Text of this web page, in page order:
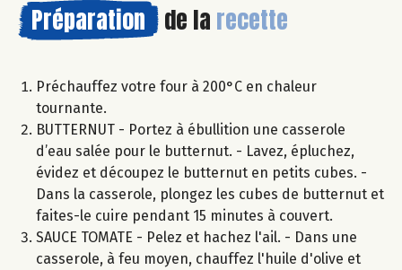
Préparation de la recette
Préchauffez votre four à 200°C en chaleur
tournante.
BUTTERNUT - Portez à ébullition une casserole
d’eau salée pour le butternut. - Lavez, épluchez,
évidez et découpez le butternut en petits cubes. -
Dans la casserole, plongez les cubes de butternut et
faites-le cuire pendant 15 minutes à couvert.
SAUCE TOMATE - Pelez et hachez l'ail. - Dans une
casserole, à feu moyen, chauffez l'huile d'olive et